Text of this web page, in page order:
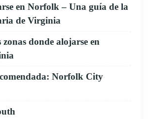
en Norfolk – Una guía de la
de Virginia
zonas donde alojarse en
Norfolk City